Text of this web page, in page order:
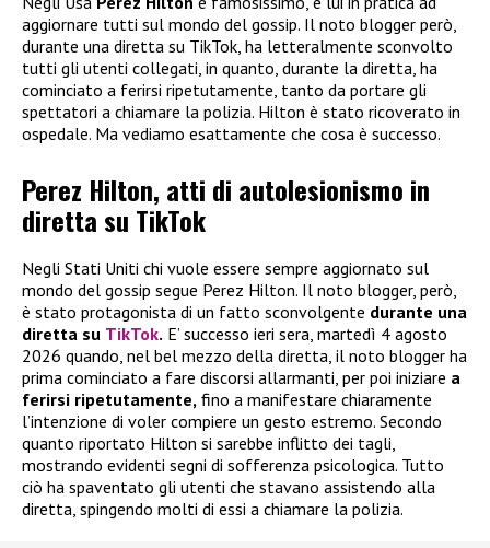
aggiornare tutti sul mondo del gossip. Il noto blogger però,
durante una diretta su TikTok, ha letteralmente sconvolto
tutti gli utenti collegati, in quanto, durante la diretta, ha
cominciato a ferirsi ripetutamente, tanto da portare gli
spettatori a chiamare la polizia. Hilton è stato ricoverato in
ospedale. Ma vediamo esattamente che cosa è successo.
Perez Hilton, atti di autolesionismo in
diretta su TikTok
Negli Stati Uniti chi vuole essere sempre aggiornato sul
mondo del gossip segue Perez Hilton. Il noto blogger, però,
è stato protagonista di un fatto sconvolgente durante una
diretta su TikTok. E’ successo ieri sera, martedì 4 agosto
2026 quando, nel bel mezzo della diretta, il noto blogger ha
prima cominciato a fare discorsi allarmanti, per poi iniziare a
ferirsi ripetutamente, fino a manifestare chiaramente
l’intenzione di voler compiere un gesto estremo. Secondo
quanto riportato Hilton si sarebbe inflitto dei tagli,
mostrando evidenti segni di sofferenza psicologica. Tutto
ciò ha spaventato gli utenti che stavano assistendo alla
diretta, spingendo molti di essi a chiamare la polizia.